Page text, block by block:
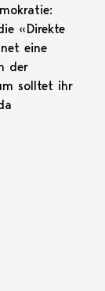
«Direkte
eine
der
solltet ihr